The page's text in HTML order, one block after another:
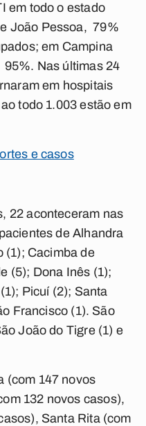
em todo o estado
João Pessoa, 79%
em Campina
Nas últimas 24
em hospitais
todo 1.003 estão em
e casos
22 aconteceram nas
de Alhandra
(1); Cacimba de
(5); Dona Inês (1);
Picuí (2); Santa
Francisco (1). São
João do Tigre (1) e
(com 147 novos
132 novos casos),
Santa Rita (com